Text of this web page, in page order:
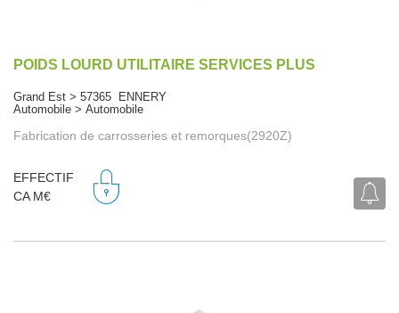
POIDS LOURD UTILITAIRE SERVICES PLUS
Grand Est > 57365 ENNERY
Automobile > Automobile
Fabrication de carrosseries et remorques(2920Z)
EFFECTIF
CA M€